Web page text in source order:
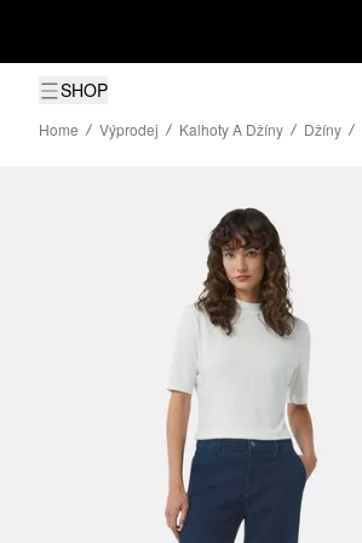
SHOP
Home
Výprodej Kalhoty A Džíny Džíny